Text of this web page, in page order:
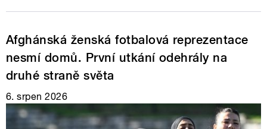
Afghánská ženská fotbalová reprezentace
nesmí domů. První utkání odehrály na
druhé straně světa
6. srpen 2026